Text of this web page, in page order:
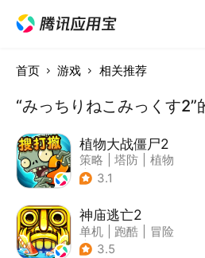
首页 游戏 相关推荐
“みっちりねこみっくす
植物大战僵尸2
策略 塔防
植物
| 植物大战僵尸
3.1
神庙逃亡2
单机 跑酷
冒险
| 欧美风
3.5